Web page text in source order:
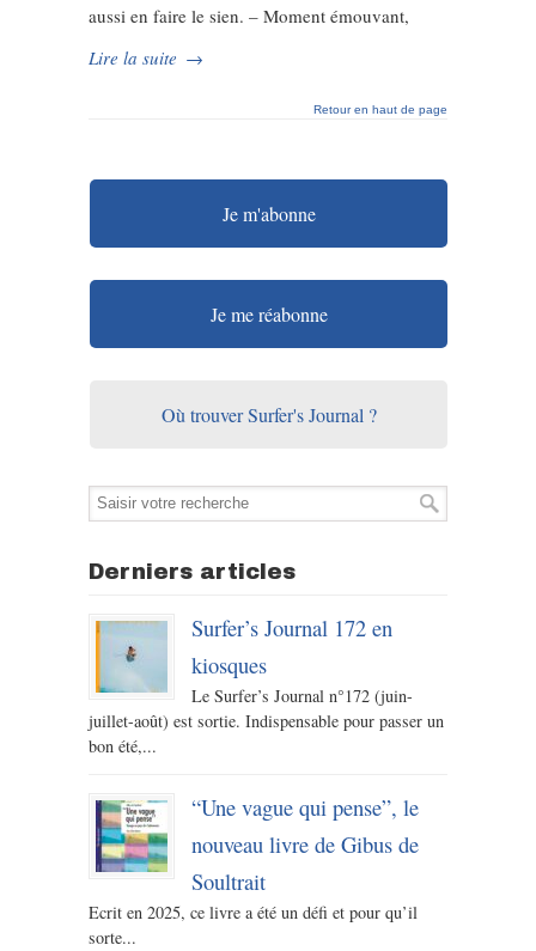
aussi en faire le sien. – Moment émouvant,
Lire la suite →
Retour en haut de page
Je m'abonne
Je me réabonne
Où trouver Surfer's Journal ?
Derniers articles
Surfer’s Journal 172 en
kiosques
Le Surfer’s Journal n°172 (juin-
juillet-août) est sortie. Indispensable pour passer un
bon été,...
“Une vague qui pense”, le
nouveau livre de Gibus de
Soultrait
Ecrit en 2025, ce livre a été un défi et pour qu’il
sorte...